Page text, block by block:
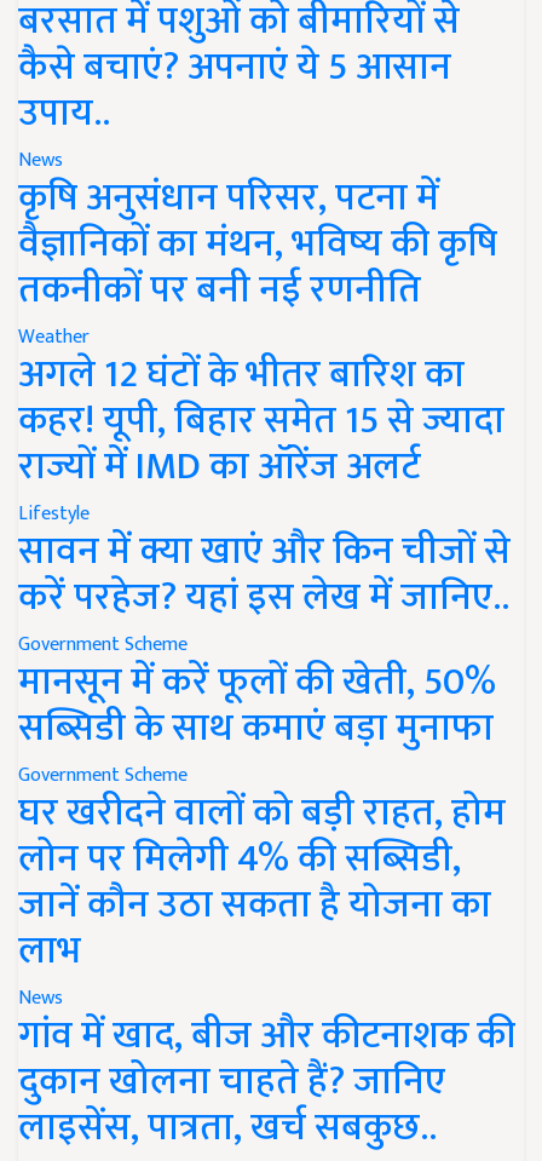
बरसात में पशुओं को बीमारियों से
कैसे बचाएं? अपनाएं ये 5 आसान
उपाय..
News
कृषि अनुसंधान परिसर, पटना में
वैज्ञानिकों का मंथन, भविष्य की कृषि
तकनीकों पर बनी नई रणनीति
Weather
अगले 12 घंटों के भीतर बारिश का
कहर! यूपी, बिहार समेत 15 से ज्यादा
राज्यों में IMD का ऑरेंज अलर्ट
Lifestyle
सावन में क्या खाएं और किन चीजों से
करें परहेज? यहां इस लेख में जानिए..
Government Scheme
मानसून में करें फूलों की खेती, 50%
सब्सिडी के साथ कमाएं बड़ा मुनाफा
Government Scheme
घर खरीदने वालों को बड़ी राहत, होम
लोन पर मिलेगी 4% की सब्सिडी,
जानें कौन उठा सकता है योजना का
लाभ
News
गांव में खाद, बीज और कीटनाशक की
दुकान खोलना चाहते हैं? जानिए
लाइसेंस, पात्रता, खर्च सबकुछ..